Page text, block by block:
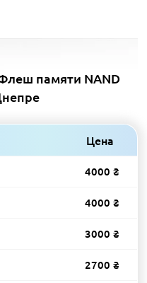
памяти NAND
Цена
4000 ₴
4000 ₴
3000 ₴
2700 ₴